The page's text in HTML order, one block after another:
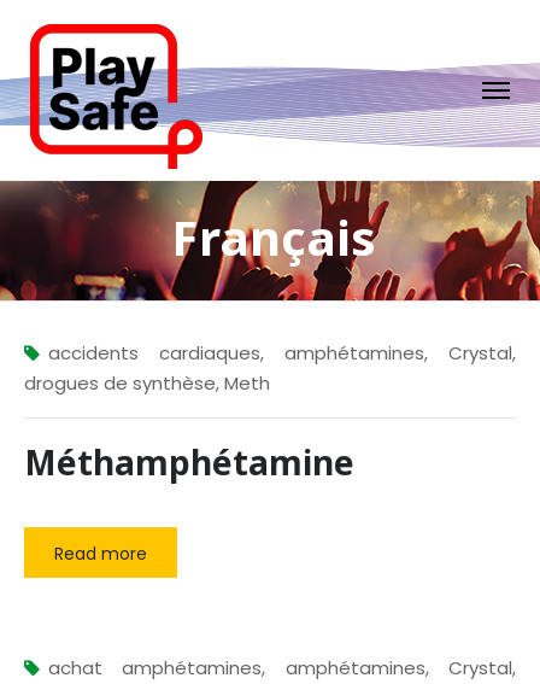
Français
accidents cardiaques, amphétamines, Crystal,
drogues de synthèse,Meth
Méthamphétamine
Read more
achat amphétamines, amphétamines,Crystal,